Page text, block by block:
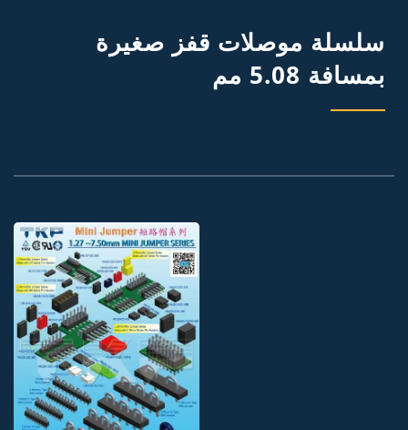
سلسلة موصلات قفز صغيرة
بمسافة 5.08 مم